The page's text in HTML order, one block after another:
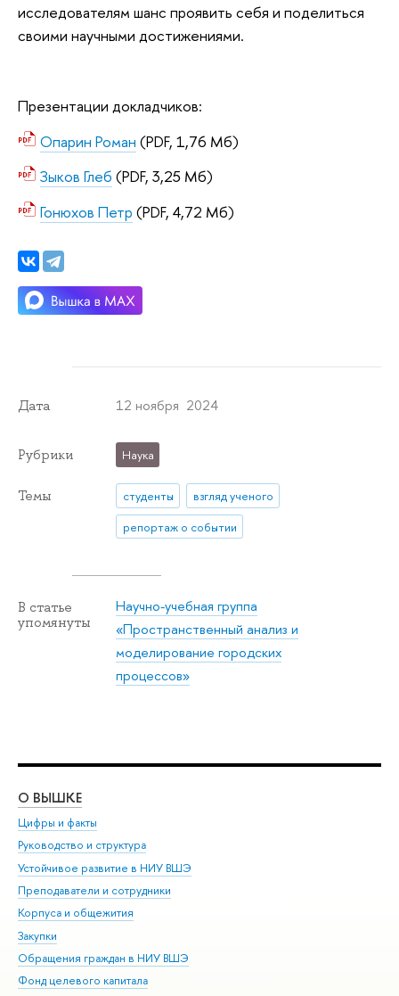
исследователям шанс проявить себя и поделиться
своими научными достижениями.
Презентации докладчиков:
Опарин Роман (PDF, 1,76 Мб)
Зыков Глеб (PDF, 3,25 Мб)
Гонюхов Петр (PDF, 4,72 Мб)
Дата 12 ноября 2024
Рубрики Наука
Темы студенты
взгляд ученого
репортаж о событии
В статье
упомянуты
Научно-учебная группа
«Пространственный анализ и
моделирование городских
процессов»
О ВЫШКЕ
Цифры и факты
Руководство и структура
Устойчивое развитие в НИУ ВШЭ
Преподаватели и сотрудники
Корпуса и общежития
Закупки
Обращения граждан в НИУ ВШЭ
Фонд целевого капитала